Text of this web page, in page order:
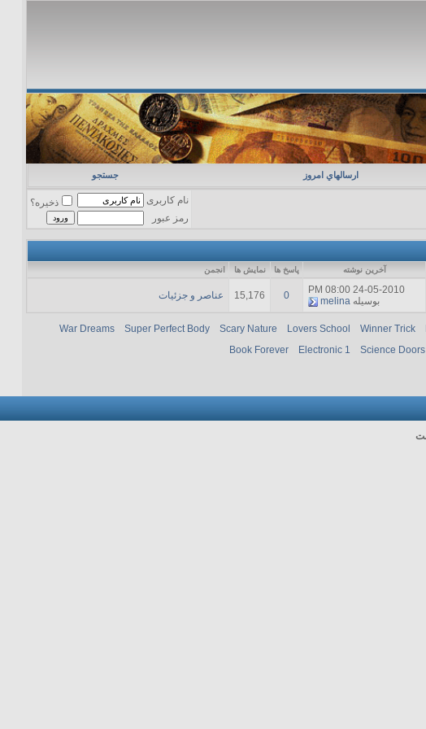
ارسالهاي امروز جستجو
نام کاربری
ذخیره؟
رمز عبور
آخرين نوشته پاسخ ها نمایش ها انجمن
24-05-2010
08:00 PM
بوسیله melina
0
15,176 عناصر و جزئیات
War Dreams Super Perfect Body Scary Nature Lovers School Winner Trick
Book Forever
Electronic 1 Science Doors